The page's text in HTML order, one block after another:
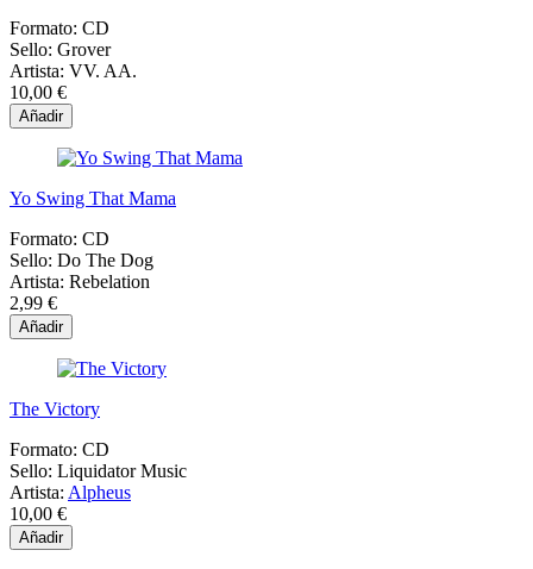
Formato: CD
Sello: Grover
Artista: VV. AA.
10,00 €
Añadir
Yo Swing That Mama
Formato: CD
Sello: Do The Dog
Artista: Rebelation
2,99 €
Añadir
The Victory
Formato: CD
Sello: Liquidator Music
Artista: Alpheus
10,00 €
Añadir